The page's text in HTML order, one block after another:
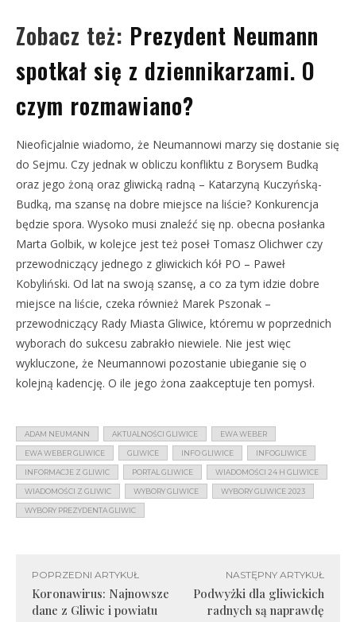
Zobacz też: Prezydent Neumann
spotkał się z dziennikarzami. O
czym rozmawiano?
Nieoficjalnie wiadomo, że Neumannowi marzy się dostanie się
do Sejmu. Czy jednak w obliczu konfliktu z Borysem Budką
oraz jego żoną oraz gliwicką radną – Katarzyną Kuczyńską-
Budką, ma szansę na dobre miejsce na liście? Konkurencja
będzie spora. Wysoko musi znaleźć się np. obecna posłanka
Marta Golbik, w kolejce jest też poseł Tomasz Olichwer czy
przewodniczący jednego z gliwickich kół PO – Paweł
Kobyliński. Od lat na swoją szansę, a co za tym idzie dobre
miejsce na liście, czeka również Marek Pszonak –
przewodniczący Rady Miasta Gliwice, któremu w poprzednich
wyborach do sukcesu zabrakło niewiele. Nie jest więc
wykluczone, że Neumannowi pozostanie ubieganie się o
kolejną kadencję. O ile jego żona zaakceptuje ten pomysł.
ADAM NEUMANN AKTUALNOŚCI GLIWICE EWA WEBER
EWA WEBER GLIWICE GLIWICE INFO GLIWICE INFOGLIWICE
INFORMACJE Z GLIWIC PORTAL GLIWICE WIADOMOŚCI 24 H GLIWICE
WIADOMOŚCI Z GLIWIC WYBORY GLIWICE WYBORY GLIWICE 2023
WYBORY PREZYDENTA GLIWIC
POPRZEDNI ARTYKUŁ
Koronawirus: Najnowsze
dane z Gliwic i powiatu
NASTĘPNY ARTYKUŁ
Podwyżki dla gliwickich
radnych są naprawdę